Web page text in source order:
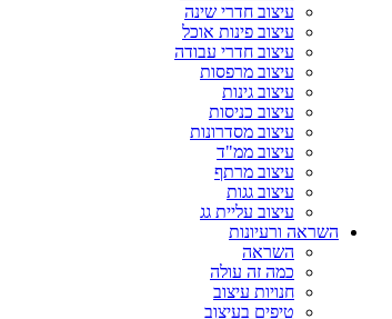
עיצוב חדרי שינה
עיצוב פינות אוכל
עיצוב חדרי עבודה
עיצוב מרפסות
עיצוב גינות
עיצוב כניסות
עיצוב מסדרונות
עיצוב ממ"ד
עיצוב מרתף
עיצוב גגות
עיצוב עליית גג
השראה ורעיונות
השראה
כמה זה עולה
חנויות עיצוב
טיפים בעיצוב